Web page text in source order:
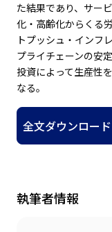
た結果であり、サー
化・高齢化からくる
トプッシュ・インフ
プライチェーンの安
投資によって生産性
なる。
全文ダウンロー
執筆者情報